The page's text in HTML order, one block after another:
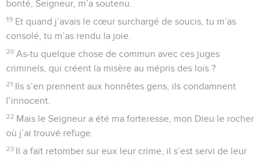
© Société biblique française – Bibli’O, 1997, avec autorisation. Pour vous procurer
une Bible imprimée, rendez-vous sur www.editionsbiblio.fr
Psaumes
Seuls les Évangiles sont disponibles en vidéo pour le moment.
Au moment de se présenter devant le